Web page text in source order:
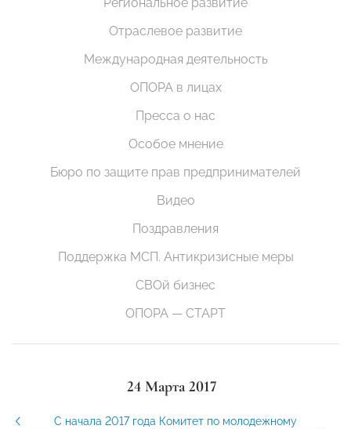
Отраслевое развитие
Международная деятельность
ОПОРА в лицах
Пресса о нас
Особое мнение
Бюро по защите прав предпринимателей
Видео
Поздравления
Поддержка МСП. Антикризисные меры
СВОй бизнес
ОПОРА — СТАРТ
24 Марта 2017
С начала 2017 года Комитет по молодежному